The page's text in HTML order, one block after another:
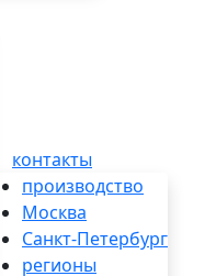
контакты
производство
Москва
Санкт-Петербург
регионы